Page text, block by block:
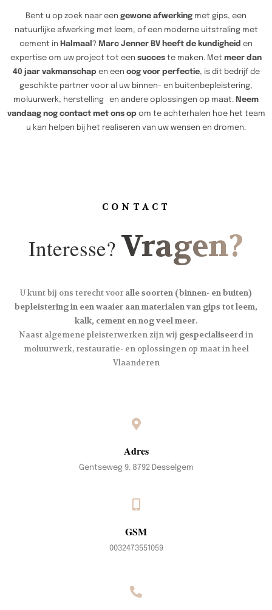
Bent u op zoek naar een gewone afwerking met gips, een
natuurlijke afwerking met leem, of een moderne uitstraling met
cement in Halmaal ? Marc Jenner BV heeft de kundigheid en
expertise om uw project tot een succes te maken. Met meer dan
40 jaar vakmanschap en een oog voor perfectie, is dit bedrijf de
geschikte partner voor al uw binnen- en buitenbepleistering,
moluurwerk, herstelling en andere oplossingen op maat. Neem
vandaag nog contact met ons op om te achterhalen hoe het team
u kan helpen bij het realiseren van uw wensen en dromen.
CONTACT
Interesse? Vragen?
U kunt bij ons terecht voor alle soorten (binnen- en buiten)
bepleistering in een waaier aan materialen van gips tot leem,
kalk, cement en nog veel meer.
Naast algemene pleisterwerken zijn wij gespecialiseerdin
moluurwerk, restauratie- en oplossingen op maat in heel
Vlaanderen
Adres
Gentseweg 9. 8792 Desselgem
GSM
0032473551059